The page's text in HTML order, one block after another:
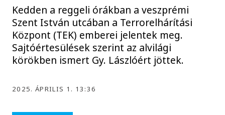
Kedden a reggeli órákban a veszprémi
Szent István utcában a Terrorelhárítási
Központ (TEK) emberei jelentek meg.
Sajtóértesülések szerint az alvilági
körökben ismert Gy. Lászlóért jöttek.
2025. ÁPRILIS 1. 13:36